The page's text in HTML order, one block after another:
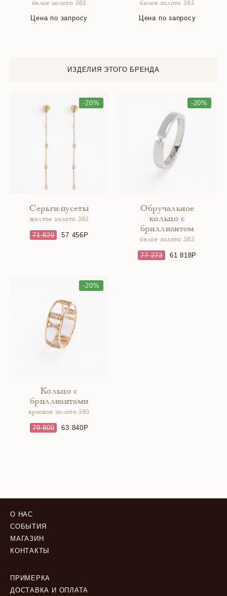
белое золото 585
Цена по запросу
белое золото 585
Цена по запросу
ИЗДЕЛИЯ ЭТОГО БРЕНДА
-20%
Серьги-пусеты
желтое золото 585
71 820 57 456
-20%
Обручальное
кольцо с
бриллиантом
белое золото 585
77 273 61 818
-20%
Кольцо с
бриллиантами
красное золото 585
79 800 63 840
О НАС
СОБЫТИЯ
МАГАЗИН
КОНТАКТЫ
ПРИМЕРКА
ДОСТАВКА И ОПЛАТА